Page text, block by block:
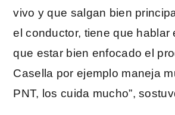
vivo y que salgan bien
el conductor, tiene que hablar
que estar bien enfocado el
Casella por ejemplo maneja
PNT, los cuida mucho”,